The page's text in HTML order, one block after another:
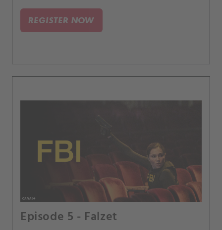
REGISTER NOW
Episode 5 - Falzet